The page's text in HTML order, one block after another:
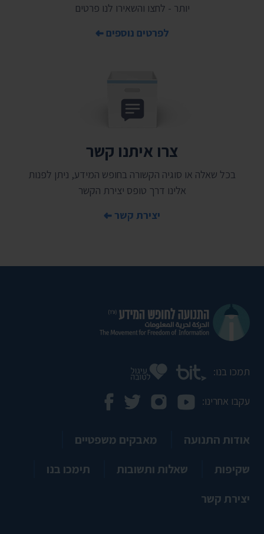
יותר - לחצו והשאירו לנו פרטים
לפרטים נוספים
צרו איתנו קשר
בכל שאלה או סוגיה הקשורה בחופש המידע, ניתן לפנות
אלינו דרך טופס יצירת הקשר
יצירת קשר
תמכו בנו:
עקבו אחרינו:
אודות התנועה
מאבקים משפטיים
שקיפות
שאלות ותשובות
תימכו בנו
יצירת קשר